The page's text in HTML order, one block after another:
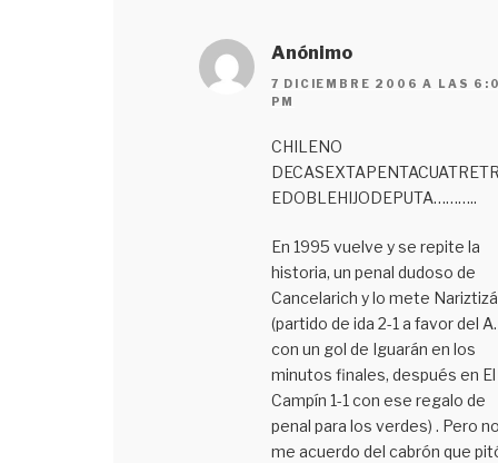
Anónimo
7 DICIEMBRE 2006 A LAS
PM
CHILENO
EDOBLEHIJODEPUTA………..
En 1995 vuelve y se repite la
historia, un penal dudoso de
Cancelarich y lo mete
(partido de ida 2-1 a favor del
con un gol de Iguarán en los
minutos finales, después en El
Campín 1-1 con ese regalo de
penal para los verdes) . Pero
me acuerdo del cabrón que